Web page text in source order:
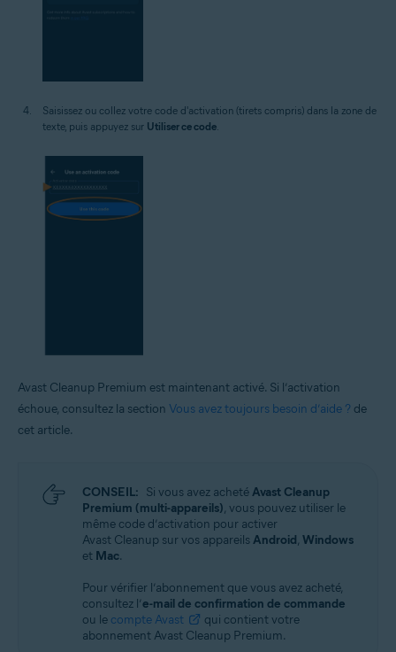
Saisissez ou collez votre code d'activation (tirets compris) dans la zone de
texte, puis appuyez sur Utiliser ce code
Avast Cleanup Premium est maintenant activé. Si l’activation
échoue, consultez la section Vous avez toujours besoin d’aide ? de
cet article.
CONSEIL: Si vous avez achetéAvast Cleanup
Premium (multi-appareils), vous pouvez utiliser le
même code d’activation pour activer
Avast Cleanup sur vos appareilsAndroid, Windows
et Mac.
Pour vérifier l’abonnement que vous avez acheté,
consultez l’e-mail de confirmation de commande
ou le compte Avast
qui contient votre
abonnement Avast Cleanup Premium.